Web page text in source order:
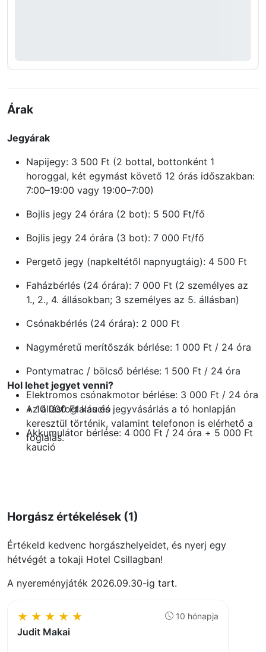
Árak
Jegyárak
Napijegy: 3 500 Ft (2 bottal, bottonként 1
horoggal, két egymást követő 12 órás időszakban:
7:00–19:00 vagy 19:00–7:00)
Bojlis jegy 24 órára (2 bot): 5 500 Ft/fő
Bojlis jegy 24 órára (3 bot): 7 000 Ft/fő
Pergető jegy (napkeltétől napnyugtáig): 4 500 Ft
Faházbérlés (24 órára): 7 000 Ft (2 személyes az
1., 2., 4. állásokban; 3 személyes az 5. állásban)
Csónakbérlés (24 órára): 2 000 Ft
Nagyméretű merítőszák bérlése: 1 000 Ft / 24 óra
Pontymatrac / bölcső bérlése: 1 500 Ft / 24 óra
Elektromos csónakmotor bérlése: 3 000 Ft / 24 óra
+ 10 000 Ft kaució
Akkumulátor bérlése: 4 000 Ft / 24 óra + 5 000 Ft
kaució
Akkumulátor- és telefon­töltés a halőrháznál:
Áramvételi lehetőség: elérhető faházas és sátras
bizonyos mennyiség felett díjköteles.
Hol lehet jegyet venni?
Az állásfoglalás és jegyvásárlás a tó honlapján
keresztül történik, valamint telefonon is elérhető a
foglalás.
Horgász értékelések (1)
Értékeld kedvenc horgászhelyeidet, és nyerj egy
hétvégét a tokaji Hotel Csillagban!
A nyereményjáték 2026.09.30-ig tart.
★ ★ ★ ★ ★
Judit Makai
10 hónapja